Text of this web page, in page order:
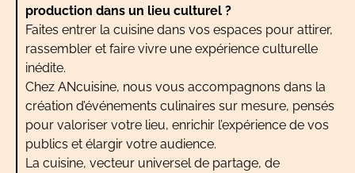
production dans un lieu culturel ?
Faites entrer la cuisine dans vos espaces pour attirer,
rassembler et faire vivre une expérience culturelle
inédite.
Chez ANcuisine, nous vous accompagnons dans la
création d’événements culinaires sur mesure, pensés
pour valoriser votre lieu, enrichir l’expérience de vos
publics et élargir votre audience.
La cuisine, vecteur universel de partage, de